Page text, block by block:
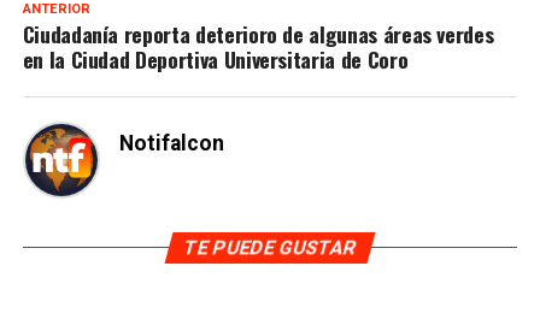
ANTERIOR
Ciudadanía reporta deterioro de algunas áreas verdes
en la Ciudad Deportiva Universitaria de Coro
Notifalcon
TE PUEDE GUSTAR